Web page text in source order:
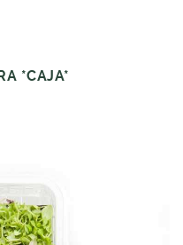
*CAJA*